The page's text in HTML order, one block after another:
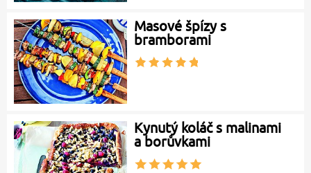
Masové špízy s
bramborami
Kynutý koláč s malinami
a borůvkami